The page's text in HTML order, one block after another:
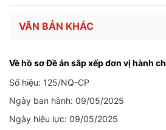
VĂN BẢN KHÁC
Về hồ sơ Đề án sắp xếp đơn vị hành
Số hiệu: 125/NQ-CP
Ngày ban hành: 09/05/2025
Ngày hiệu lực: 09/05/2025